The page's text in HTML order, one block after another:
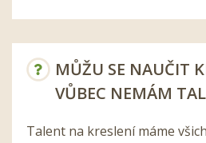
MŮŽU SE NAUČIT
VŮBEC NEMÁM
Talent na kreslení máme